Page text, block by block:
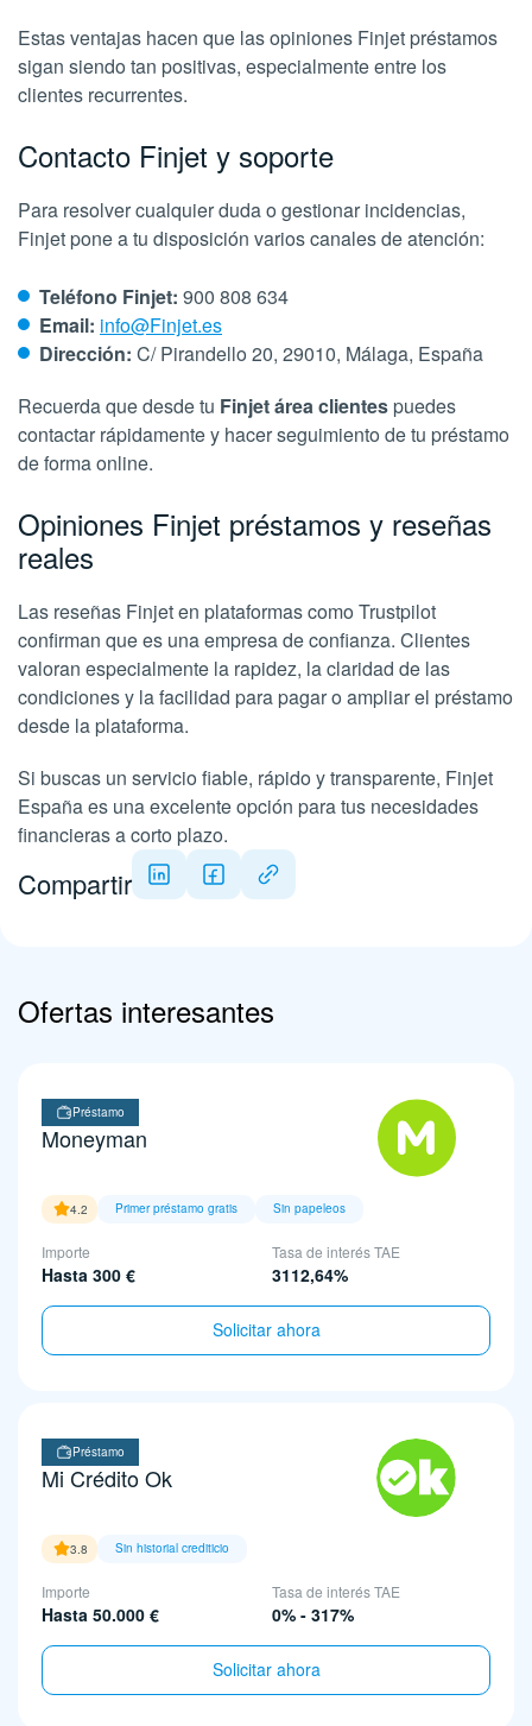
Estas ventajas hacen que las opiniones Finjet préstamos
sigan siendo tan positivas, especialmente entre los
clientes recurrentes.
Contacto Finjet y soporte
Para resolver cualquier duda o gestionar incidencias,
Finjet pone a tu disposición varios canales de atención:
Teléfono Finjet: 900 808 634
Email: info@Finjet.es
Dirección: C/ Pirandello 20, 29010, Málaga, España
Recuerda que desde tu Finjet área clientespuedes
contactar rápidamente y hacer seguimiento de tu préstamo
de forma online.
Opiniones Finjet préstamos y reseñas
reales
Las reseñas Finjet en plataformas como Trustpilot
confirman que es una empresa de confianza. Clientes
valoran especialmente la rapidez, la claridad de las
condiciones y la facilidad para pagar o ampliar el préstamo
desde la plataforma.
Si buscas un servicio fiable, rápido y transparente, Finjet
España es una excelente opción para tus necesidades
financieras a corto plazo.
Compartir
Ofertas interesantes
Préstamo
Moneyman
4.2 Primer préstamo gratis Sin papeleos
Importe
Hasta 300 €
Tasa de interés TAE
3112,64%
Solicitar ahora
Préstamo
Mi Crédito Ok
3.8 Sin historial crediticio
Importe
Hasta 50.000 €
Tasa de interés TAE
0% - 317%
Solicitar ahora